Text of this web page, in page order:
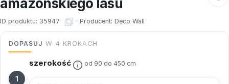
amazońskiego lasu
ID produktu: 35947 · Producent: Deco Wall
DOPASUJ W 4 KROKACH
szerokość od 90 do 450 cm